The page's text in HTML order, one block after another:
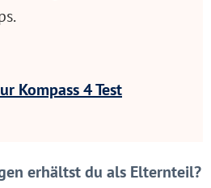
Kompass 4 Test
erhältst du als Elternteil?